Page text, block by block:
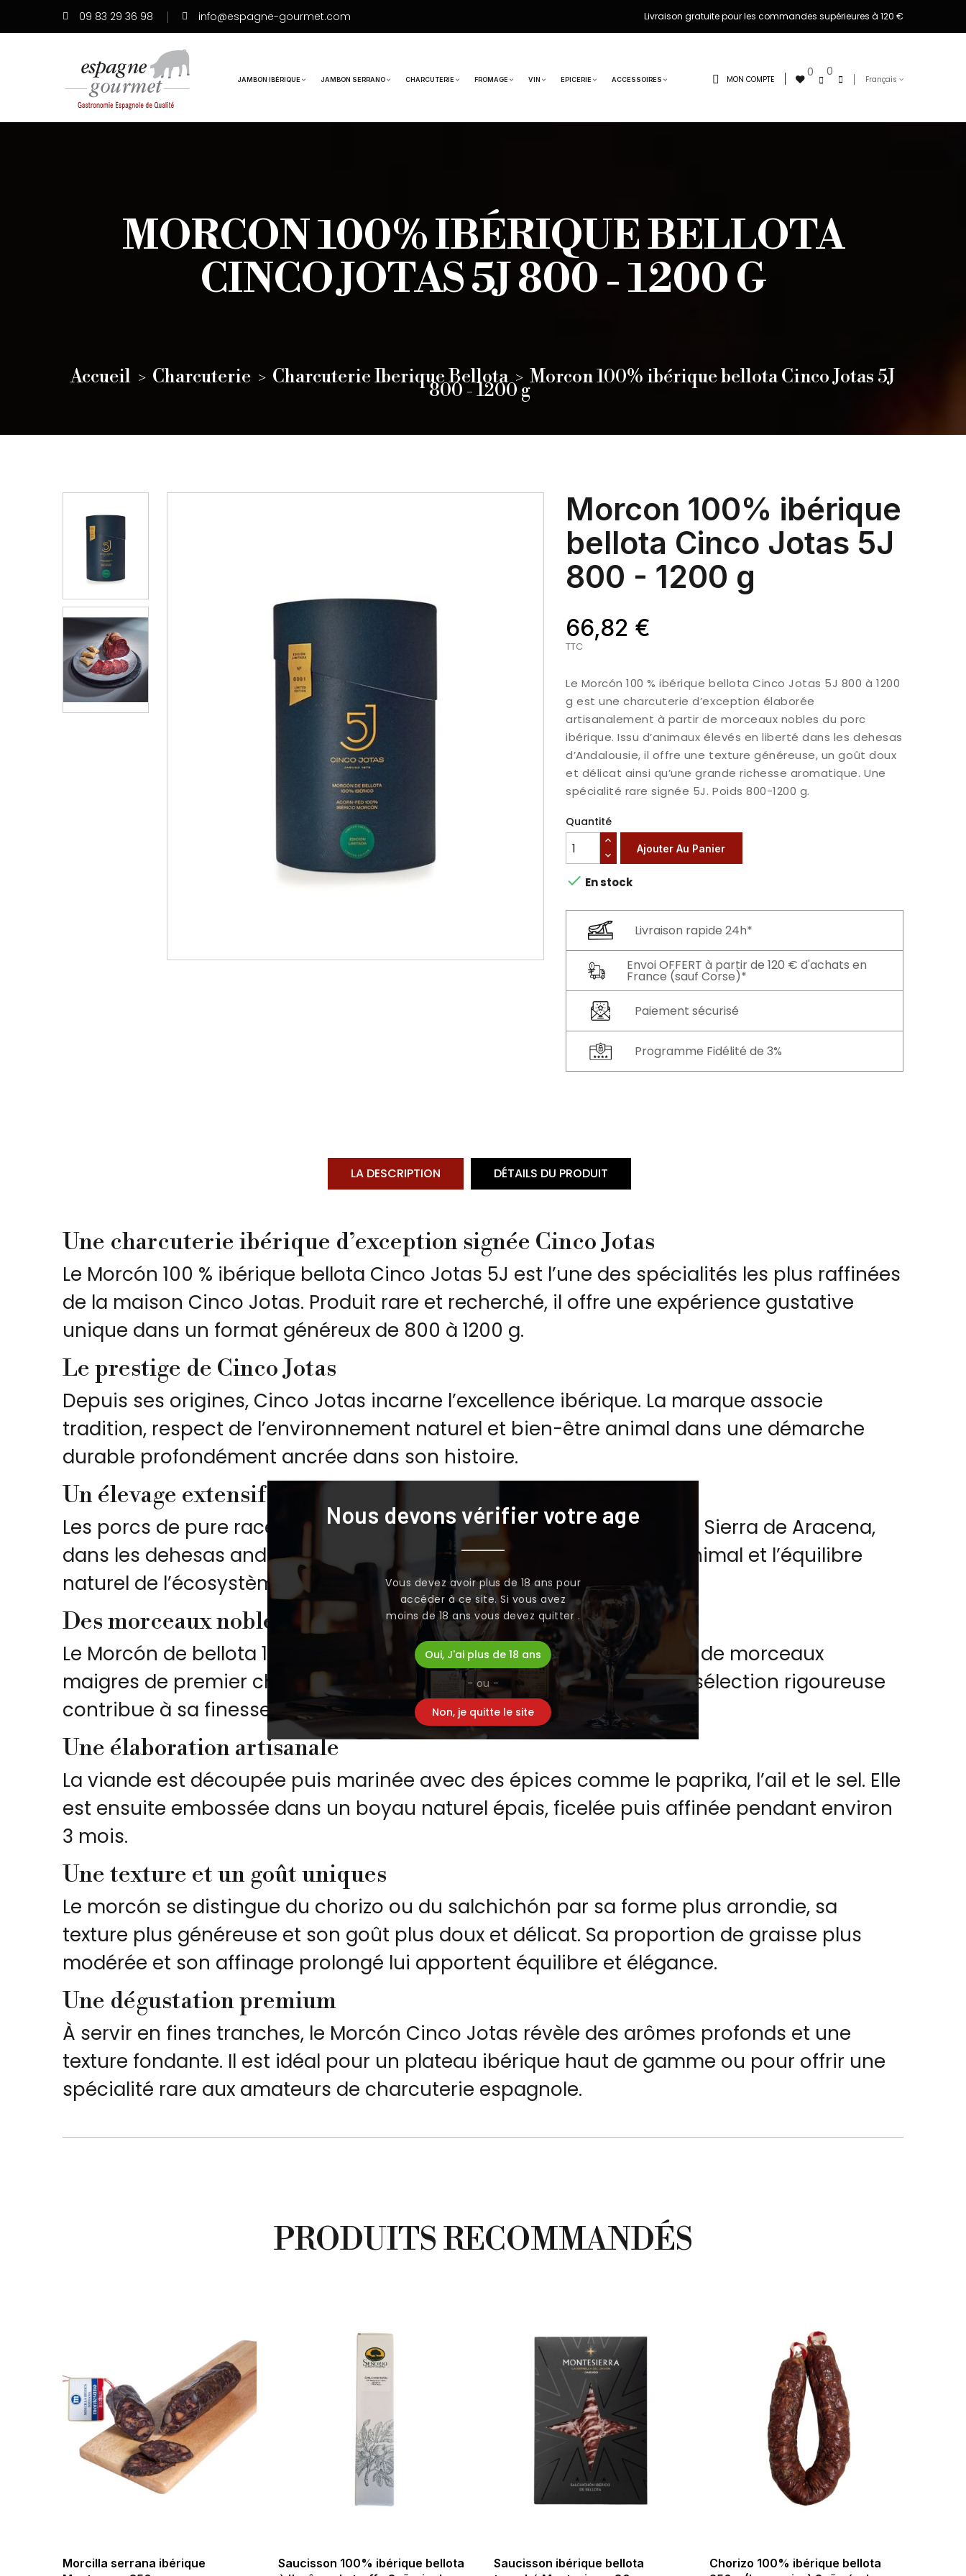
09 83 29 36 98 info@espagne-gourmet.com Livraison gratuite pour les commandes supérieures à 120 €
JAMBON IBÉRIQUE JAMBON SERRANO CHARCUTERIE FROMAGE VIN EPICERIE ACCESSOIRES Français
0
0
MON COMPTE
MORCON 100% IBÉRIQUE BELLOTA
CINCO JOTAS 5J 800 - 1200 G
Accueil Charcuterie Charcuterie Iberique Bellota Morcon 100% ibérique bellota Cinco Jotas 5J
800 - 1200 g
Morcon 100% ibérique
bellota Cinco Jotas 5J
800 - 1200 g
66,82 €
TTC
Le Morcón 100 % ibérique bellota Cinco Jotas 5J 800 à 1200
g est une charcuterie d’exception élaborée
artisanalement à partir de morceaux nobles du porc
ibérique. Issu d’animaux élevés en liberté dans les dehesas
d’Andalousie, il offre une texture généreuse, un goût doux
et délicat ainsi qu’une grande richesse aromatique. Une
spécialité rare signée 5J. Poids 800-1200 g.
Quantité
Ajouter Au Panier
 En stock
Livraison rapide 24h*
Envoi OFFERT à partir de 120 € d'achats en
France (sauf Corse)*
Paiement sécurisé
Programme Fidélité de 3%
LA DESCRIPTION DÉTAILS DU PRODUIT
Une charcuterie ibérique d’exception signée Cinco Jotas
Le Morcón 100 % ibérique bellota Cinco Jotas 5J est l’une des spécialités les plus raffinées
de la maison Cinco Jotas. Produit rare et recherché, il offre une expérience gustative
unique dans un format généreux de 800 à 1200 g.
Le prestige de Cinco Jotas
Depuis ses origines, Cinco Jotas incarne l’excellence ibérique. La marque associe
tradition, respect de l’environnement naturel et bien-être animal dans une démarche
durable profondément ancrée dans son histoire.
Un élevage extensif en dehesa
Les porcs de pure race ibérique sont élevés en liberté au cœur de la Sierra de Aracena,
dans les dehesas andalouses. Cet élevage non intensif respecte l’animal et l’équilibre
naturel de l’écosystème.
Des morceaux nobles sélectionnés
Le Morcón de bellota 100 % ibérique Cinco Jotas est élaboré à partir de morceaux
maigres de premier choix tels que la presa, la longe et le filet. Cette sélection rigoureuse
contribue à sa finesse et à sa qualité supérieure.
Une élaboration artisanale
La viande est découpée puis marinée avec des épices comme le paprika, l’ail et le sel. Elle
est ensuite embossée dans un boyau naturel épais, ficelée puis affinée pendant environ
3 mois.
Une texture et un goût uniques
Le morcón se distingue du chorizo ou du salchichón par sa forme plus arrondie, sa
texture plus généreuse et son goût plus doux et délicat. Sa proportion de graisse plus
modérée et son affinage prolongé lui apportent équilibre et élégance.
Une dégustation premium
À servir en fines tranches, le Morcón Cinco Jotas révèle des arômes profonds et une
texture fondante. Il est idéal pour un plateau ibérique haut de gamme ou pour offrir une
spécialité rare aux amateurs de charcuterie espagnole.
PRODUITS RECOMMANDÉS
Morcilla serrana ibérique
Saucisson 100% ibérique bellota
Saucisson ibérique bellota
Chorizo 100% ibérique bellota
Nous devons vérifier votre age
Vous devez avoir plus de 18 ans pour
accéder à ce site. Si vous avez
moins de 18 ans vous devez quitter .
Oui, J'ai plus de 18 ans
- ou -
Non, je quitte le site